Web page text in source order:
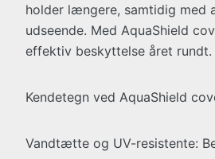
holder længere, samtidig med
udseende. Med AquaShield
effektiv beskyttelse året rundt.
Kendetegn ved AquaShield
Vandtætte og UV-resistente: